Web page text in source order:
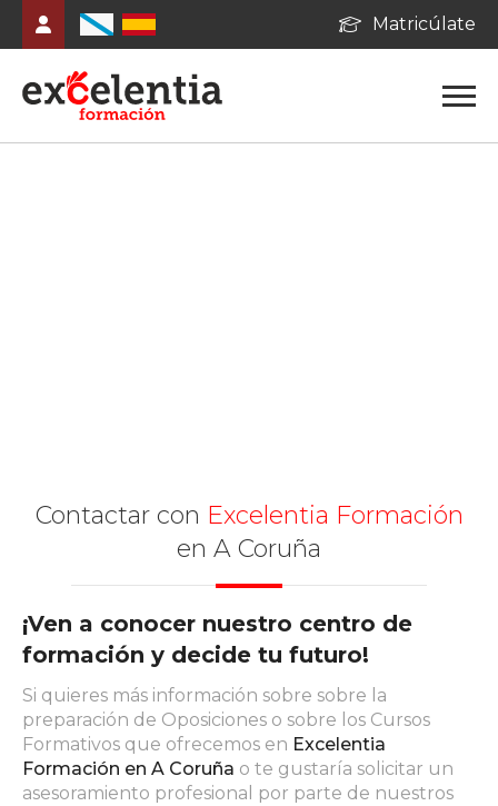
Matricúlate
Contactar con Excelentia Formación
en A Coruña
¡Ven a conocer nuestro centro de
formación y decide tu futuro!
Si quieres más información sobre sobre la
preparación de Oposiciones o sobre los Cursos
Formativos que ofrecemos en Excelentia
Formación en A Coruña o te gustaría solicitar un
asesoramiento profesional por parte de nuestros